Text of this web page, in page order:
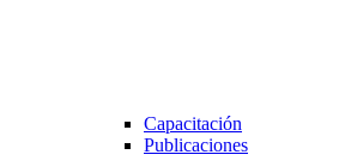
Capacitación
Publicaciones